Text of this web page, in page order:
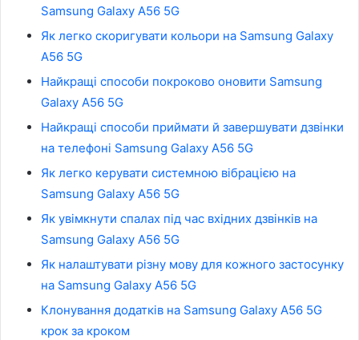
Samsung Galaxy A56 5G
Як легко скоригувати кольори на Samsung Galaxy
A56 5G
Найкращі способи покроково оновити Samsung
Galaxy A56 5G
Найкращі способи приймати й завершувати дзвінки
на телефоні Samsung Galaxy A56 5G
Як легко керувати системною вібрацією на
Samsung Galaxy A56 5G
Як увімкнути спалах під час вхідних дзвінків на
Samsung Galaxy A56 5G
Як налаштувати різну мову для кожного застосунку
на Samsung Galaxy A56 5G
Клонування додатків на Samsung Galaxy A56 5G
крок за кроком